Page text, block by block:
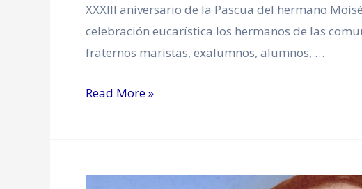
XXXIII aniversario de la Pascua del hermano
celebración eucarística los hermanos de las
fraternos maristas, exalumnos, alumnos, …
Read More »